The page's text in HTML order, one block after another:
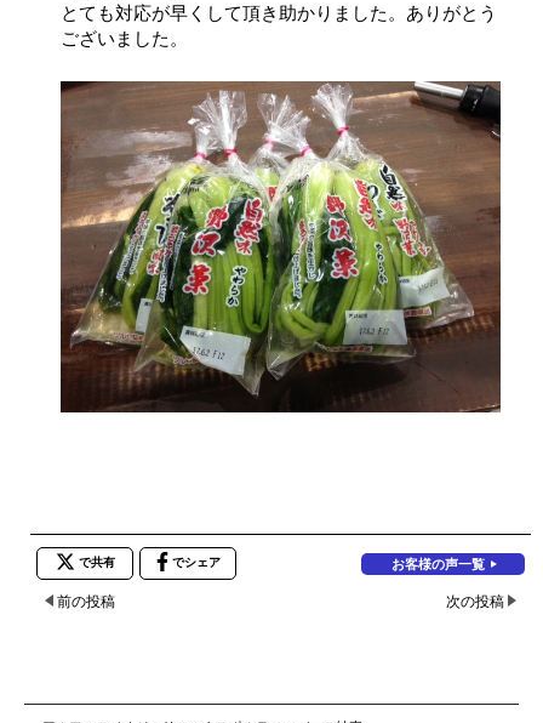
とても対応が早くして頂き助かりました。ありがとう
ございました。
で共有 でシェア お客様の声一覧
前の投稿 次の投稿